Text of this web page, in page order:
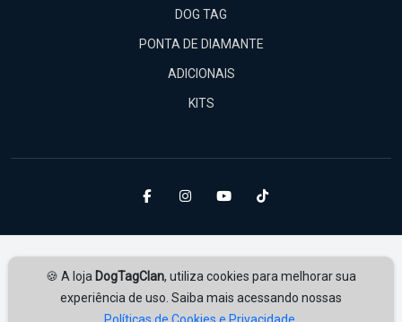
🍪 A loja DogTagClan, utiliza cookies para melhorar sua
experiência de uso. Saiba mais acessando nossas
DOG TAG
PONTA DE DIAMANTE
ADICIONAIS
KITS